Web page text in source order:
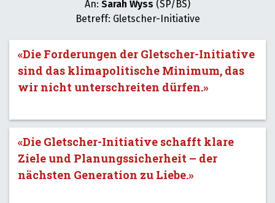
An: Sarah Wyss (SP/BS)
Betreff: Gletscher-Initiative
«Die Forderungen der Gletscher-Initiative
sind das klimapolitische Minimum, das
wir nicht unterschreiten dürfen.»
«Die Gletscher-Initiative schafft klare
Ziele und Planungssicherheit – der
nächsten Generation zu Liebe.»